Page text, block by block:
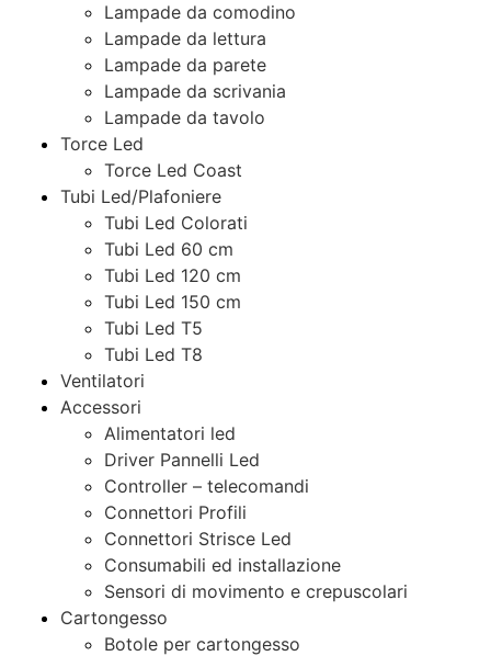
Lampade da comodino
Lampade da lettura
Lampade da parete
Lampade da scrivania
Lampade da tavolo
Torce Led
Torce Led Coast
Tubi Led/Plafoniere
Tubi Led Colorati
Tubi Led 60 cm
Tubi Led 120 cm
Tubi Led 150 cm
Tubi Led T5
Tubi Led T8
Ventilatori
Accessori
Alimentatori led
Driver Pannelli Led
Controller – telecomandi
Connettori Profili
Connettori Strisce Led
Consumabili ed installazione
Sensori di movimento e crepuscolari
Cartongesso
Botole per cartongesso